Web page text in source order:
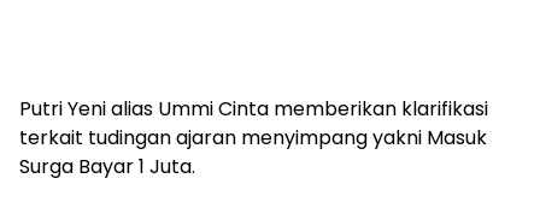
Putri Yeni alias Ummi Cinta memberikan klarifikasi
terkait tudingan ajaran menyimpang yakni Masuk
Surga Bayar 1 Juta.